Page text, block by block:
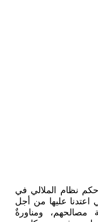
نظام الملالي في
اعتدنا عليها من أجل
مصالحهم، ومناورةٌ